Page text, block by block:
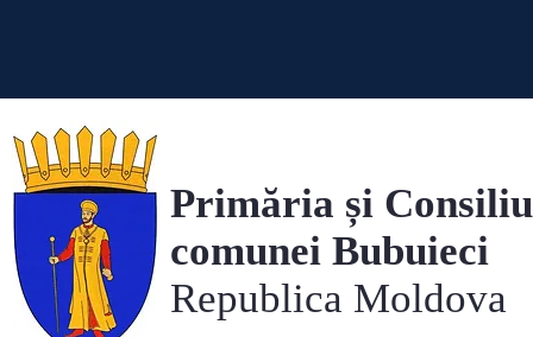
Primăria și
comunei Bubuieci
Republica Moldova